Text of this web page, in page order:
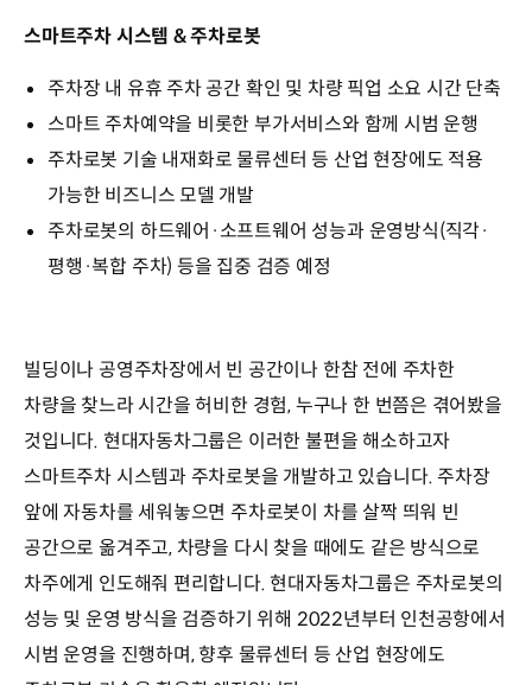
스마트주차 시스템 & 주차로봇
주차장 내 유휴 주차 공간 확인 및 차량 픽업 소요 시간 단축
스마트 주차예약을 비롯한 부가서비스와 함께 시범 운행
주차로봇 기술 내재화로 물류센터 등 산업 현장에도 적용
가능한 비즈니스 모델 개발
주차로봇의 하드웨어·소프트웨어 성능과 운영방식(직각·
평행·복합 주차) 등을 집중 검증 예정
빌딩이나 공영주차장에서 빈 공간이나 한참 전에 주차한
차량을 찾느라 시간을 허비한 경험, 누구나 한 번쯤은 겪어봤을
것입니다. 현대자동차그룹은 이러한 불편을 해소하고자
스마트주차 시스템과 주차로봇을 개발하고 있습니다. 주차장
앞에 자동차를 세워놓으면 주차로봇이 차를 살짝 띄워 빈
공간으로 옮겨주고, 차량을 다시 찾을 때에도 같은 방식으로
차주에게 인도해줘 편리합니다. 현대자동차그룹은 주차로봇의
성능 및 운영 방식을 검증하기 위해 2022년부터 인천공항에서
시범 운영을 진행하며, 향후 물류센터 등 산업 현장에도